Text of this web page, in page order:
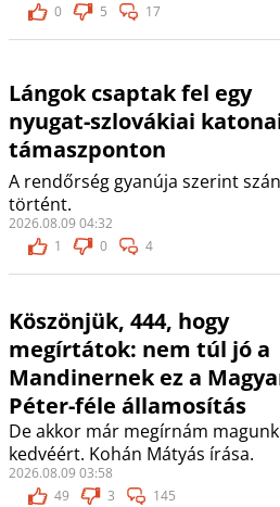
0
5 17
Lángok csaptak fel egy
nyugat-szlovákiai
támaszponton
A rendőrség gyanúja szerint
történt.
2026.08.09 04:32
1
0 4
Köszönjük, 444, hogy
megírtátok: nem túl jó a
Mandinernek ez a
Péter-féle államosítás
De akkor már megírnám
kedvéért. Kohán Mátyás írása.
2026.08.09 03:58
49
3 145